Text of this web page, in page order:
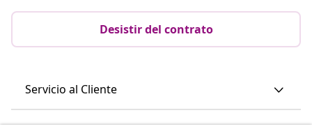
Desistir del contrato
Servicio al Cliente
Empresas